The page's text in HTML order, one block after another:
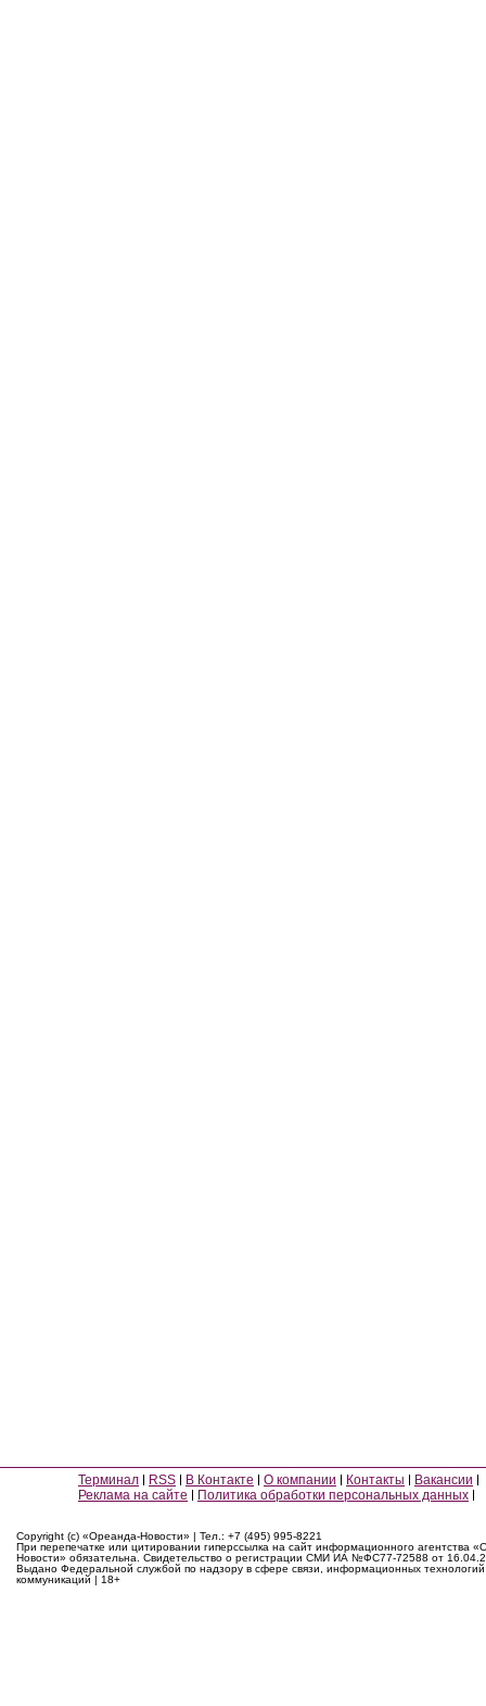
Терминал RSS В Контакте О компании Контакты
Вакансии
Реклама на сайте
Политика обработки персональных данных
Copyright (c) «Ореанда-Новости» | Тел.: +7 (495) 995-8221
При перепечатке или цитировании гиперссылка на сайт информационного агентства
Новости» обязательна. Свидетельство о регистрации СМИ ИА №ФС77-72588 от
Выдано Федеральной службой по надзору в сфере связи, информационных
коммуникаций | 18+